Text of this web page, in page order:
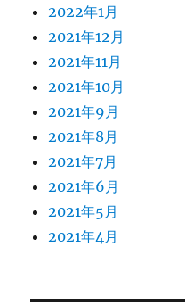
2022年1月
2021年12月
2021年11月
2021年10月
2021年9月
2021年8月
2021年7月
2021年6月
2021年5月
2021年4月